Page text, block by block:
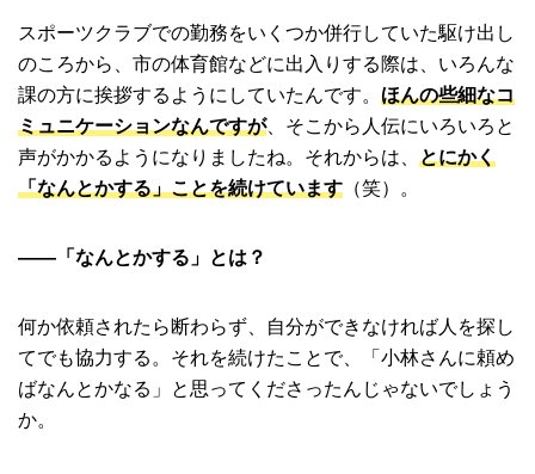
スポーツクラブでの勤務をいくつか併行していた駆け出し
のころから、市の体育館などに出入りする際は、いろんな
課の方に挨拶するようにしていたんです。 ほんの些細なコ
ミュニケーションなんですが、そこから人伝にいろいろと
声がかかるようになりましたね。それからは、 とにかく
「なんとかする」ことを続けています （笑）。
――「なんとかする」とは？
何か依頼されたら断わらず、自分ができなければ人を探し
てでも協力する。それを続けたことで、「小林さんに頼め
ばなんとかなる」と思ってくださったんじゃないでしょう
か。